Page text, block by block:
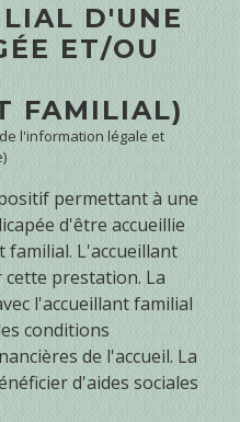
D'UNE
ET/OU
FAMILIAL)
l'information légale et
permettant à une
d'être accueillie
familial. L'accueillant
prestation. La
l'accueillant familial
conditions
de l'accueil. La
d'aides sociales